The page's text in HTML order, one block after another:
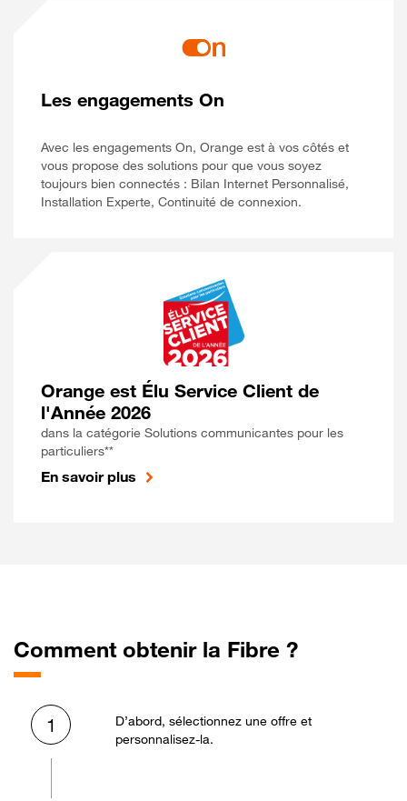
Les engagements On
Avec les engagements On, Orange est à vos côtés et
vous propose des solutions pour que vous soyez
toujours bien connectés : Bilan Internet Personnalisé,
Installation Experte, Continuité de connexion.
Orange est Élu Service Client de
l'Année 2026
dans la catégorie Solutions communicantes pour les
particuliers**
En savoir plus
Comment obtenir la Fibre ?
1
D’abord, sélectionnez une offre et
personnalisez-la.